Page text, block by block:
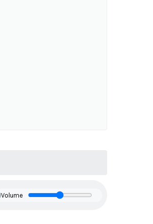
Volume